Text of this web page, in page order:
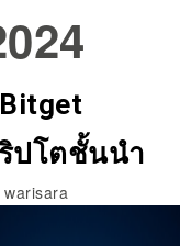
ปโตชั้นนำ
warisara